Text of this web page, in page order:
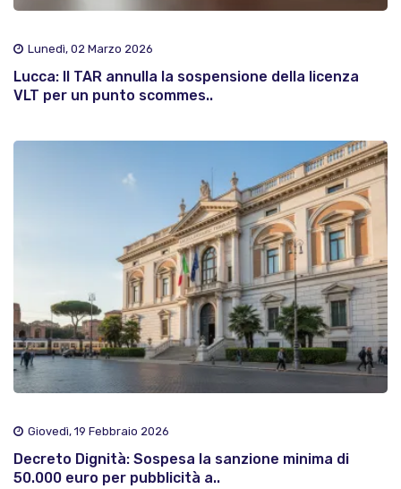
Lunedì, 02 Marzo 2026
Lucca: Il TAR annulla la sospensione della licenza
VLT per un punto scommes..
Giovedì, 19 Febbraio 2026
Decreto Dignità: Sospesa la sanzione minima di
50.000 euro per pubblicità a..